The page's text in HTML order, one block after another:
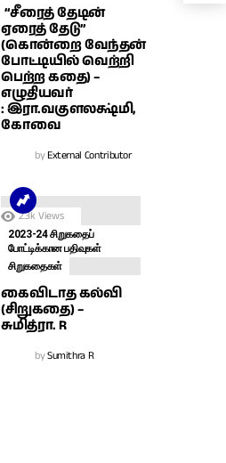
“சீரைத் தேடின்
ஏரைத் தேடு”
(கொன்றை வேந்தன்
போட்டியில் வெற்றி
பெற்ற கதை) –
எழுதியவர்
: இரா.வகுளலக்ஷ்மி,
கோவை
byExternal Contributor
2.3k Views
2023-24 சிறுகதைப்
போட்டிக்கான பதிவுகள்
சிறுகதைகள்
கைவிடாத கல்வி
(சிறுகதை) –
சுமித்ரா. R
bySumithra R